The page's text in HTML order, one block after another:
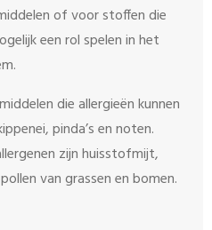
of voor stoffen die
een rol spelen in het
die allergieën kunnen
pinda’s en noten.
zijn huisstofmijt,
van grassen en bomen.